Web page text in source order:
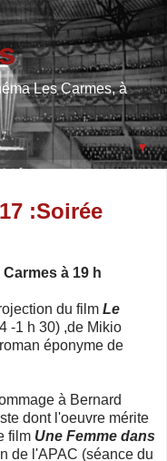
Les Carmes, à
▼
:Soirée
à 19 h
du film Le
-1 h 30) ,de Mikio
éponyme de
à Bernard
dont l'oeuvre mérite
film Une Femme dans
de l'APAC (séance du